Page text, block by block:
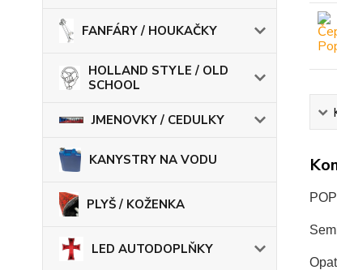
FANFÁRY / HOUKAČKY
HOLLAND STYLE / OLD
SCHOOL
JMENOVKY / CEDULKY
KANYSTRY NA VODU
PLYŠ / KOŽENKA
LED AUTODOPLŇKY